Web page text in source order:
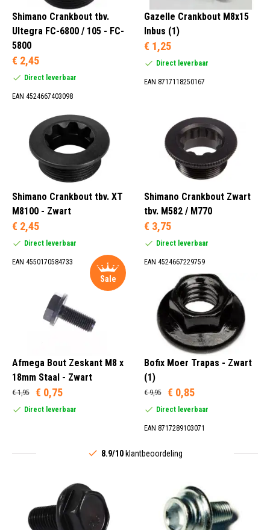
Shimano Crankbout tbv.
Ultegra FC-6800 / 105 - FC-
5800
€ 2,45
Direct leverbaar
EAN 4524667403098
Gazelle Crankbout M8x15
Inbus (1)
€ 1,25
Direct leverbaar
EAN 8717118250167
Shimano Crankbout tbv. XT
M8100 - Zwart
€ 2,45
Direct leverbaar
EAN 4550170584733
Shimano Crankbout Zwart
tbv. M582 / M770
€ 3,75
Direct leverbaar
EAN 4524667229759
Sale
Afmega Bout Zeskant M8 x
18mm Staal - Zwart
€ 1,95 € 0,75
Direct leverbaar
Bofix Moer Trapas - Zwart
(1)
€ 9,95 € 0,85
Direct leverbaar
EAN 8717289103071
8.9/10 klantbeoordeling